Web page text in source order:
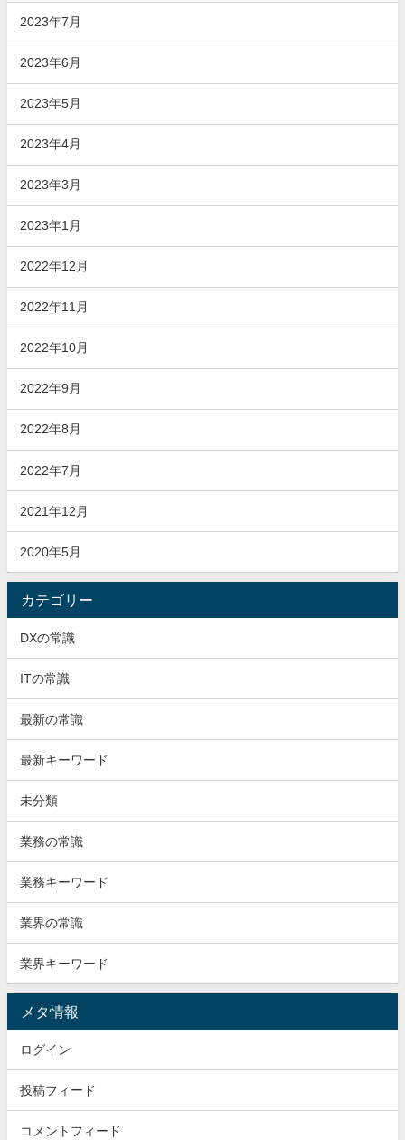
2023年7月
2023年6月
2023年5月
2023年4月
2023年3月
2023年1月
2022年12月
2022年11月
2022年10月
2022年9月
2022年8月
2022年7月
2021年12月
2020年5月
カテゴリー
DXの常識
ITの常識
最新の常識
最新キーワード
未分類
業務の常識
業務キーワード
業界の常識
業界キーワード
メタ情報
ログイン
投稿フィード
コメントフィード